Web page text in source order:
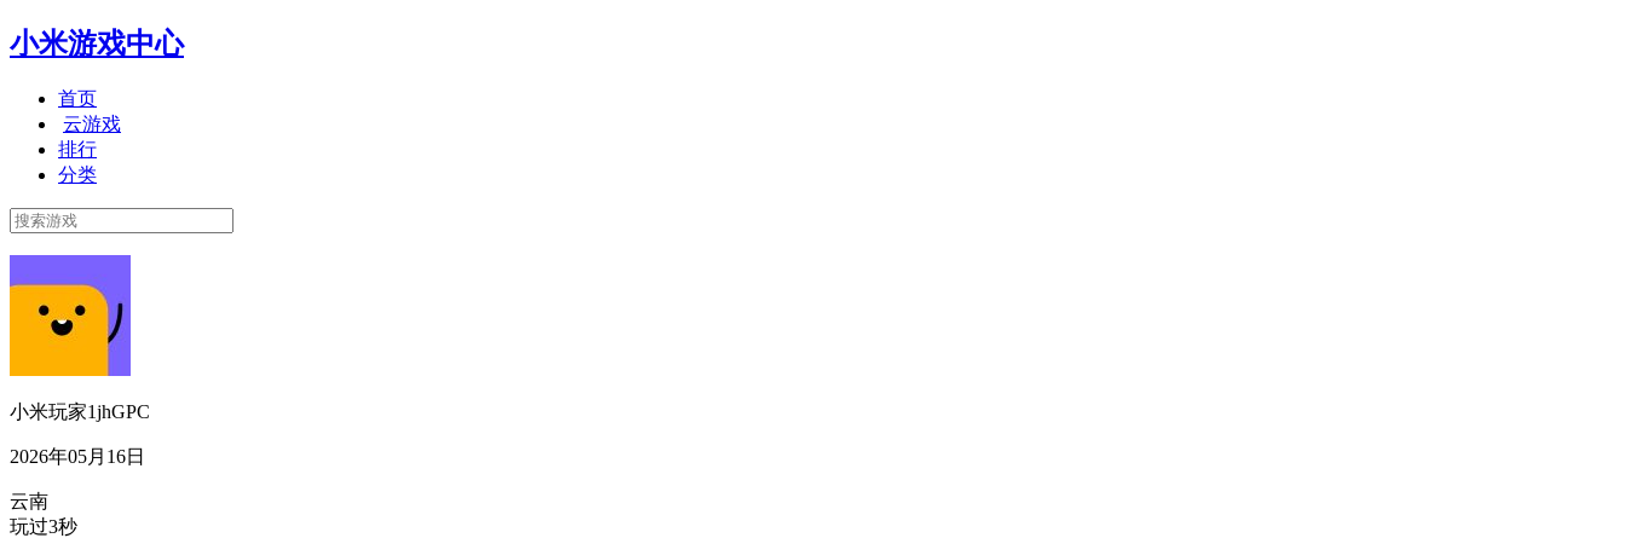
小米游戏中心
首页
云游戏
排行
分类
小米玩家1jhGPC
2026年05月16日
云南
玩过3秒